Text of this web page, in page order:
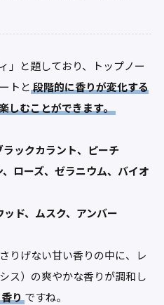
」と題しており、トップノー
トと 段階的に香りが変化する
しむことができます。
ラックカラント、ピーチ
ローズ、ゼラニウム、バイオ
ド、ムスク、アンバー
りげない甘い香りの中に、レ
ス）の爽やかな香りが調和し
りですね。